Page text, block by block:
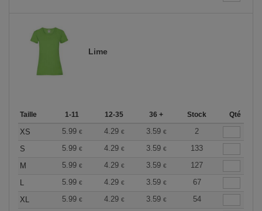
Lime
Taille 1-11 12-35 36 + Stock Qté
XS 5.99 € 4.29 € 3.59 €
2
S
5.99 € 4.29 € 3.59 €
133
M
5.99 € 4.29 € 3.59 €
127
L
5.99 € 4.29 € 3.59 €
67
XL
5.99 € 4.29 € 3.59 €
54